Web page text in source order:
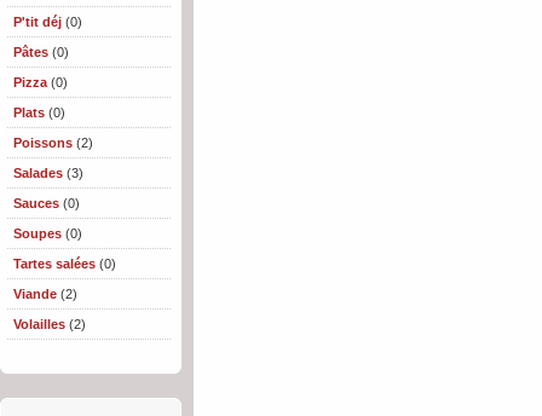
P'tit déj (0)
Pâtes (0)
Pizza (0)
Plats (0)
Poissons (2)
Salades (3)
Sauces (0)
Soupes (0)
Tartes salées (0)
Viande (2)
Volailles (2)